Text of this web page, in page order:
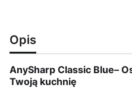
Opis
AnySharp Classic Blue–
Twoją kuchnię